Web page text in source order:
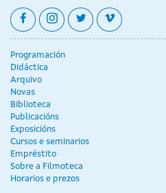
facebookinstagram
twittervimeo
Programación
Didáctica
Arquivo
Novas
Biblioteca
Publicacións
Exposicións
Cursos e seminarios
Empréstito
Sobre a Filmoteca
Horarios e prezos